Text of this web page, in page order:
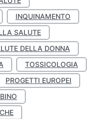
INQUINAMENTO
SALUTE
DELLA DONNA
TOSSICOLOGIA
PROGETTI EUROPEI